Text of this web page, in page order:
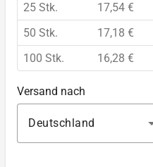
25 Stk. 17,54 €
50 Stk.
17,18 €
100 Stk.
16,28 €
Versand nach
Deutschland